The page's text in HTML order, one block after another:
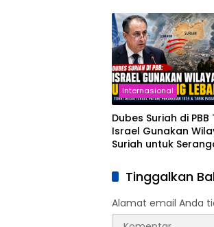
Internasional
Dubes Suriah di PBB
Israel Gunakan
Suriah untuk
Tinggalkan
Alamat email Anda